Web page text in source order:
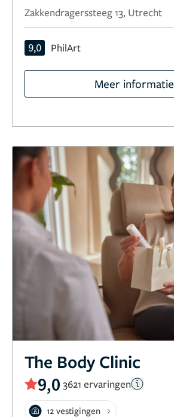
Zakkendragerssteeg 13, Utrecht
9,0 PhilArt
Meer informatie
The Body Clinic
9,0 3621 ervaringen
12 vestigingen